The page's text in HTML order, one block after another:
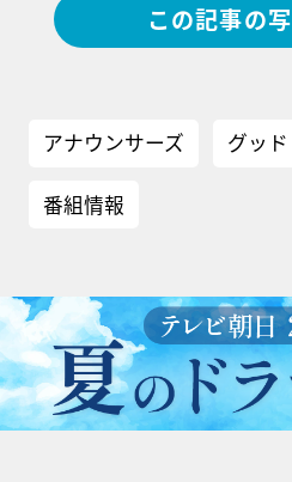
この記事の
アナウンサーズ グッ
番組情報